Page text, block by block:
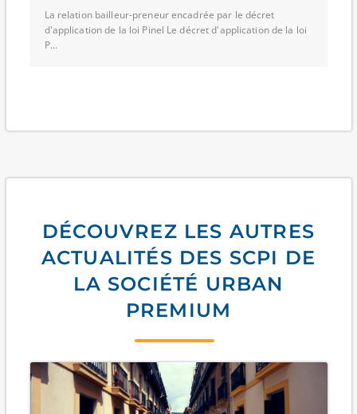
La relation bailleur-preneur encadrée par le décret
d'application de la loi Pinel Le décret d'application de la loi
P...
DÉCOUVREZ LES AUTRES
ACTUALITÉS DES SCPI DE
LA SOCIÉTÉ URBAN
PREMIUM